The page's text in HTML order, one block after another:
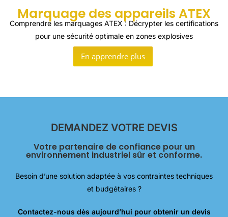
Marquage des appareils ATEX
Comprendre les marquages ATEX : Décrypter les certifications
pour une sécurité optimale en zones explosives
En apprendre plus
DEMANDEZ VOTRE DEVIS
Votre partenaire de confiance pour un
environnement industriel sûr et conforme.
Besoin d’une solution adaptée à vos contraintes techniques
et budgétaires ?
Contactez-nous dès aujourd’hui pour obtenir un devis